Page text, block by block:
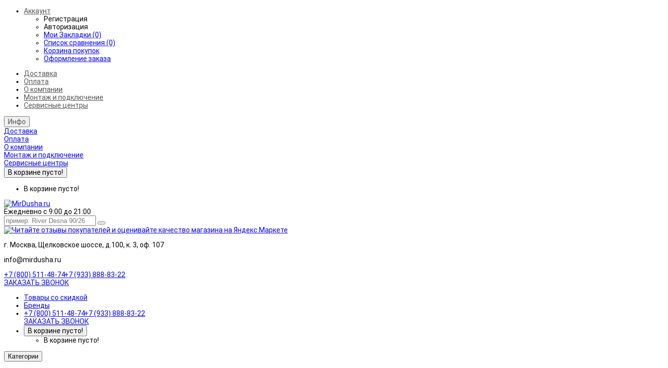
Аккаунт
Регистрация
Авторизация
Мои Закладки (0)
Список сравнения (0)
Корзина покупок
Оформление заказа
Доставка
Оплата
О компании
Монтаж и подключение
Сервисные центры
Инфо
Доставка
Оплата
О компании
Монтаж и подключение
Сервисные центры
В корзине пусто!
В корзине пусто!
Ежедневно с 9:00 до 21:00
г. Москва, Щелковское шоссе, д.100, к. 3, оф. 107
info@mirdusha.ru
+7 (800) 511-48-74+7 (933) 888-83-22
ЗАКАЗАТЬ ЗВОНОК
Товары со скидкой
Бренды
+7 (800) 511-48-74+7 (933) 888-83-22
ЗАКАЗАТЬ ЗВОНОК
В корзине пусто!
В корзине пусто!
Категории